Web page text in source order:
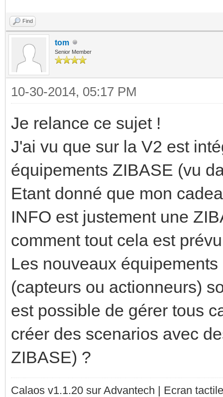
Find
tom
Senior Member
10-30-2014, 05:17 PM
Je relance ce sujet !
J'ai vu que sur la V2 est
équipements ZIBASE (vu
Etant donné que mon
INFO est justement une
comment tout cela est
Les nouveaux
(capteurs ou actionneurs)
est possible de gérer tous
créer des scenarios avec
ZIBASE) ?
Calaos v1.1.20 sur Advantech | Ecran